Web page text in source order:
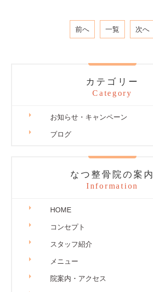
前へ 一覧 次へ
カテゴリー
Category
お知らせ・キャンペーン
ブログ
なつ整骨院の案内
Information
HOME
コンセプト
スタッフ紹介
メニュー
院案内・アクセス